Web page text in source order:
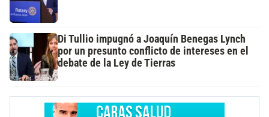
Di Tullio impugnó a Joaquín Benegas Lynch
por un presunto conflicto de intereses en el
debate de la Ley de Tierras